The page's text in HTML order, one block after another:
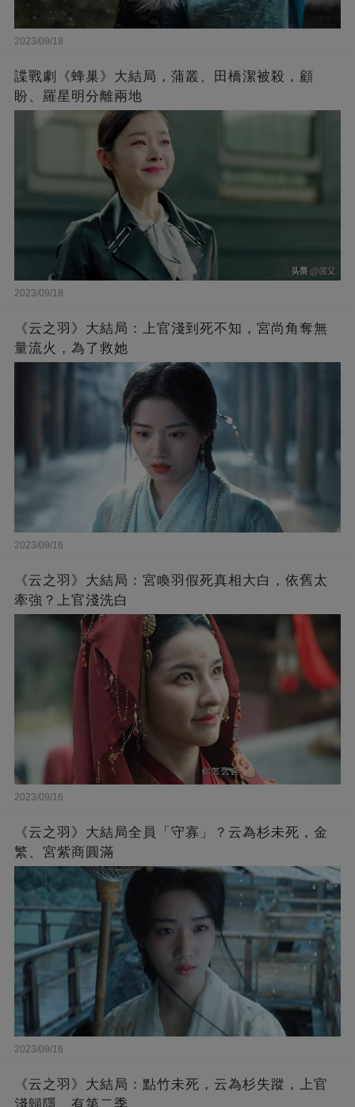
2023/09/18
諜戰劇《蜂巢》大結局，蒲叢、田橋潔被殺，顧
盼、羅星明分離兩地
2023/09/18
《云之羽》大結局：上官淺到死不知，宮尚角奪無
量流火，為了救她
2023/09/16
《云之羽》大結局：宮喚羽假死真相大白，依舊太
牽強？上官淺洗白
2023/09/16
《云之羽》大結局全員「守寡」？云為杉未死，金
繁、宮紫商圓滿
2023/09/16
《云之羽》大結局：點竹未死，云為杉失蹤，上官